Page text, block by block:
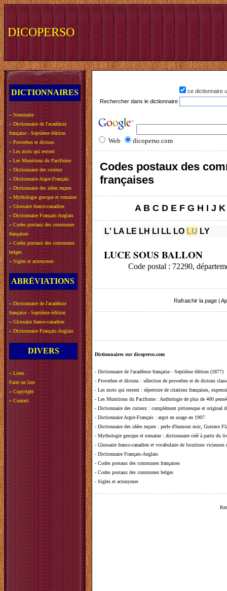
DICOPERSO
DICTIONNAIRES
» Sommaire
» Dictionnaire de l'académie
française - Septième édition
» Proverbes et dictons
» Les mots qui restent
» Les Munitions du Pacifisme
» Dictionnaire des curieux
» Dictionnaire Argot-Français
» Dictionnaire des idées reçues
» Mythologie grecque et romaine
» Glossaire franco-canadien
» Dictionnaire Français-Anglais
» Codes postaux des communes
françaises
» Codes postaux des communes
belges
» Sigles et acronymes
ABRÉVIATIONS
» Dictionnaire de l'académie
française - Septième édition
» Glossaire franco-canadien
» Dictionnaire Français-Anglais
DIVERS
» Liens
Faire un lien
» Copyright
» Contact
ce dictionnaire
Rechercher dans le dictionnaire
Web dicoperso.com
Codes postaux des
françaises
A B C D E F G H I J K
L' LA LE LH LI LL LO LU LY
LUCE SOUS BALLON
Code postal : 72290,
Rafraichir la page
Dictionnaires sur dicoperso.com
- Dictionnaire de l'académie française - Septième édition (1877)
- Proverbes et dictons : sélection de proverbes et de dictons
- Les mots qui restent : répertoire de citations françaises,
- Les Munitions du Pacifisme : Anthologie de plus de 400
- Dictionnaire des curieux : complément pittoresque et original
- Dictionnaire Argot-Français : argot en usage en 1907.
- Dictionnaire des idées reçues : perle d'humour noir, Gustave
- Mythologie grecque et romaine : dictionnaire créé à partir du
- Glossaire franco-canadien et vocabulaire de locutions vicieuses
- Dictionnaire Français-Anglais
- Codes postaux des communes françaises
- Codes postaux des communes belges
- Sigles et acronymes